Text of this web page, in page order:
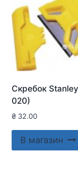
Скребок
020)
₴ 32.00
В магазин